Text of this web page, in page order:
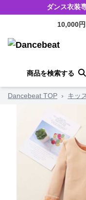
ダンス衣装
10,000
商品を検索する
Dancebeat TOP › キッ